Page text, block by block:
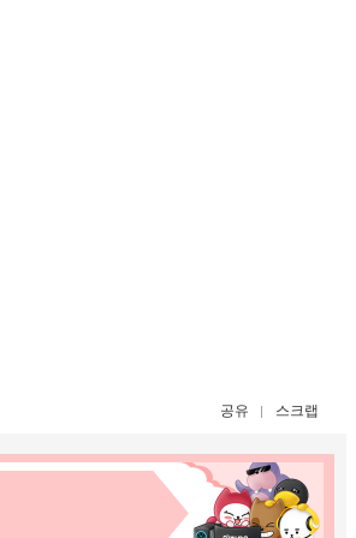
공유 스크랩